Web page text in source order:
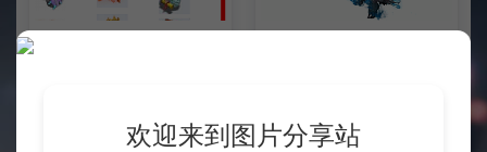
千城
欢迎来到图片分享站